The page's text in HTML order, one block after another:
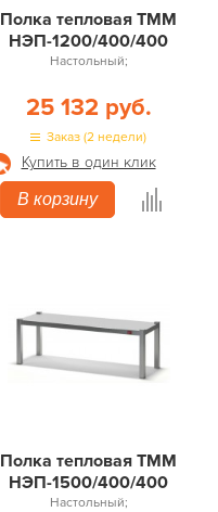
Полка тепловая ТММ
НЭП-1200/400/400
Настольный;
25 132 руб.
Заказ (2 недели)
Купить в один клик
В корзину
Полка тепловая ТММ
НЭП-1500/400/400
Настольный;